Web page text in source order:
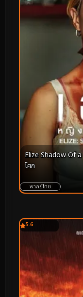
Elize Shadow Of
โศก
พากย์ไทย
5.6